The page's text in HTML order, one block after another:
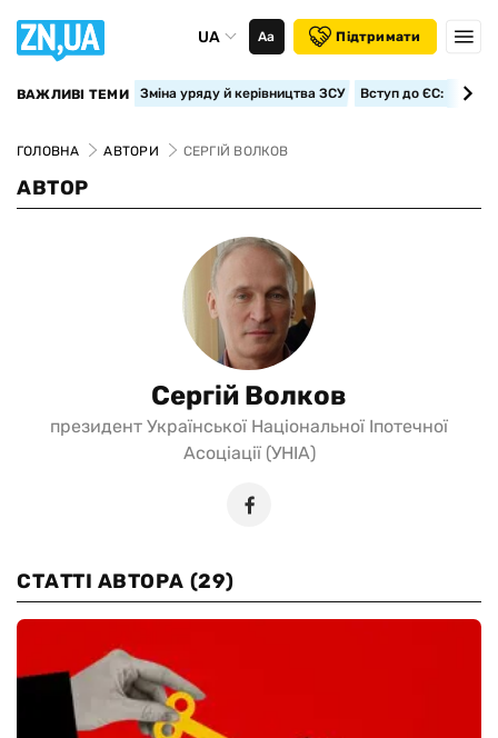
UA Аа Підтримати
ВАЖЛИВІ ТЕМИ Зміна уряду й керівництва ЗСУ Вступ до ЄС:
ГОЛОВНА АВТОРИ СЕРГІЙ ВОЛКОВ
АВТОР
Сергій Волков
президент Української Національної Іпотечної
Асоціації (УНІА)
СТАТТІ АВТОРА (29)